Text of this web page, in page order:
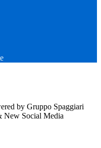
by Gruppo Spaggiari
New Social Media